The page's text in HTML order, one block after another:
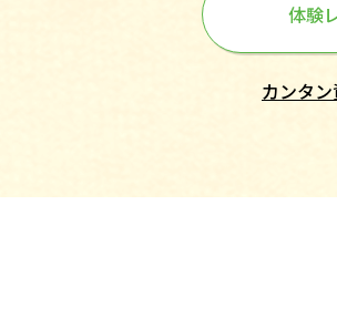
体験
カンタ